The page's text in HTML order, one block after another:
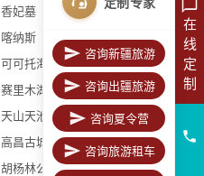
香妃墓
喀纳斯
可可托海
赛里木湖
天山天池
高昌古城
胡杨林公园
在
线
定
制
咨询新疆旅游
咨询出疆旅游
咨询夏令营
咨询旅游租车